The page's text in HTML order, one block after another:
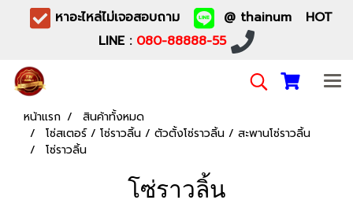
หาอะไหล่ไม่เจอสอบถาม
@ thainum HOT
LINE : 080-88888-55
หน้าแรก
สินค้าทั้งหมด
โซ่สเตอร์ / โซ่ราวลิ้น / ตัวตั้งโซ่ราวลิ้น / สะพานโซ่ราวลิ้น
โซ่ราวลิ้น
โซ่ราวลิ้น